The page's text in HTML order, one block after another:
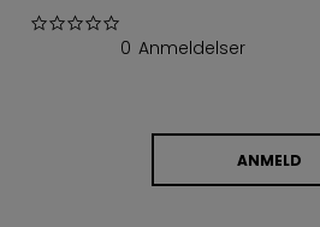
0 Anmeldelser
ANMELD